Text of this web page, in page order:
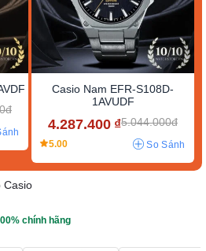
Casio Nam EFR-S108D-
1AVUDF
4.287.400 ₫5.044.000đ
5.00 So Sánh
Casio
chính hãng